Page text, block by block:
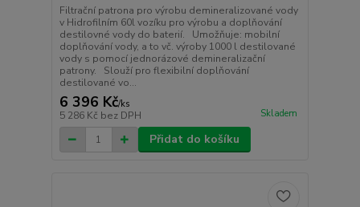
Filtrační patrona pro výrobu demineralizované vody
v Hidrofilním 60l vozíku pro výrobu a doplňování
destilovné vody do baterií. Umožňuje: mobilní
doplňování vody, a to vč. výroby 1000 l destilované
vody s pomocí jednorázové demineralizační
patrony. Slouží pro flexibilní doplňování
destilované vo...
6 396 Kč/ks
5 286 Kč bez DPH Skladem
Přidat do košíku